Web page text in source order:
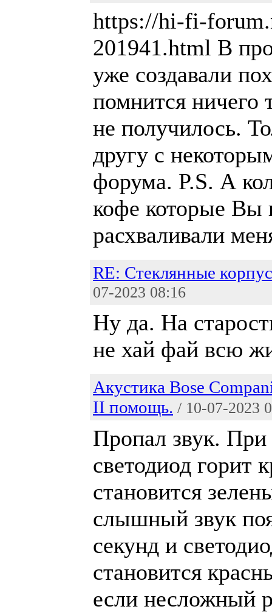
https://hi-fi-
201941.html В
уже создавали
помнится ничего
не получилось.
другу с
форума. P.S. А
кофе которые Вы
расхваливали
RE: Стеклянные
07-2023 08:16
Ну да. На
не хай фай всю
Акустика Bose
II помощь. / 10-07-2023
Пропал звук.
светодиод горит
становится
слышный звук
секунд и
становится
если несложный